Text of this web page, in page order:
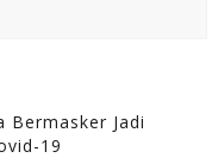
Bermasker Jadi
19